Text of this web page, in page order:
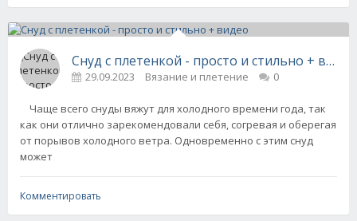
Снуд с плетенкой - просто и стильно + видео
29.09.2023 Вязание и плетение 0
Чаще всего снуды вяжут для холодного времени года, так
как они отлично зарекомендовали себя, согревая и оберегая
от порывов холодного ветра. Одновременно с этим снуд
может
Комментировать